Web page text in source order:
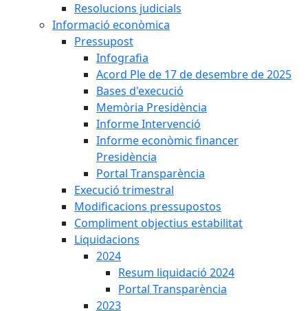
Resolucions judicials
Informació econòmica
Pressupost
Infografia
Acord Ple de 17 de desembre de 2025
Bases d'execució
Memòria Presidència
Informe Intervenció
Informe econòmic financer
Presidència
Portal Transparència
Execució trimestral
Modificacions pressupostos
Compliment objectius estabilitat
Liquidacions
2024
Resum liquidació 2024
Portal Transparència
2023